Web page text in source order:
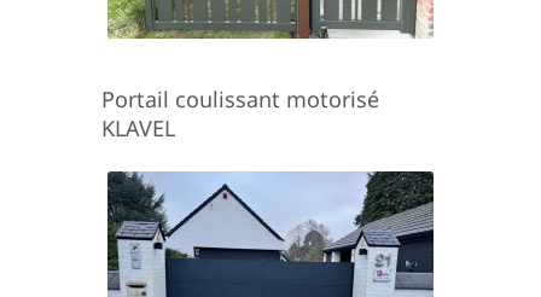
Portail coulissant motorisé
KLAVEL